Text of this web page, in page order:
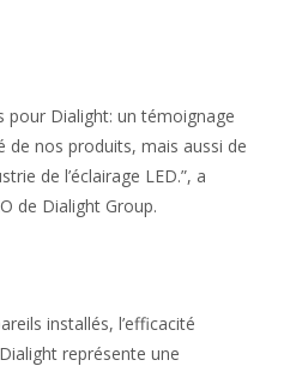
pour Dialight: un témoignage
de nos produits, mais aussi de
de l’éclairage LED.”, a
de Dialight Group.
installés, l’efficacité
représente une